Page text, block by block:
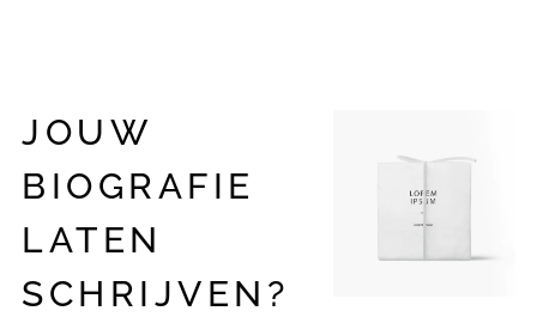
JOUW
BIOGRAFIE
LATEN
SCHRIJVEN?